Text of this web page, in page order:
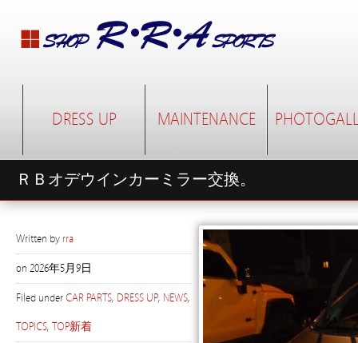
DRESS UP MAINTENANCE
ＲＢオデウインカーミラー交換。
Written by rra
on 2026年5月9日
Filed underCAR PARTS, DRESS UP, NEWS,
TOPICS, TOP新着